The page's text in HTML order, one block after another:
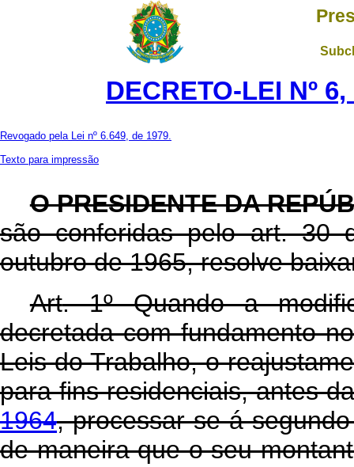
DECRETO-LEI Nº
Revogado pela Lei nº 6.649, de 1979.
Texto para impressão
O PRESIDENTE DA
são conferidas pelo art. 30
outubro de 1965, resolve
Art. 1º Quando a
decretada com fundamento
Leis do Trabalho, o
para fins residenciais, antes
1964, processar-se-á
de maneira que o seu